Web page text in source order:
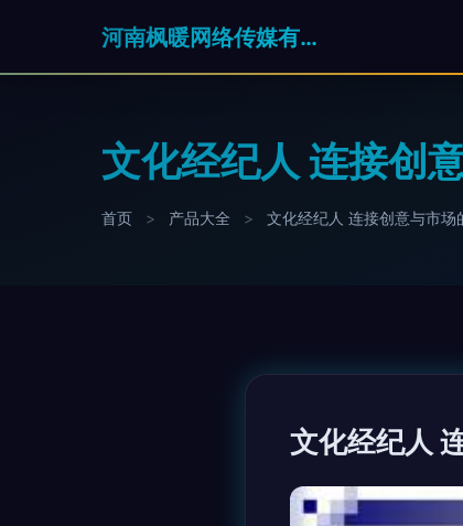
河南枫暖网络传媒有限公司
文化经纪人 连接创
首页 > 产品大全 > 文化经纪人 连接创意与市场
文化经纪人